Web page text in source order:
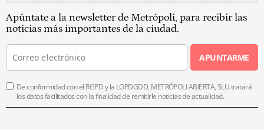
Apúntate a la newsletter de Metrópoli, para recibir las
noticias más importantes de la ciudad.
APUNTARME
De conformidad con el RGPD y la LOPDGDD, METRÓPOLI ABIERTA, SLU tratará
los datos facilitados con la finalidad de remitirle noticias de actualidad.